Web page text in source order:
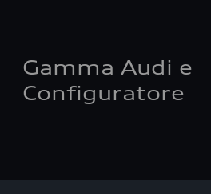
Gamma Audi e
Configuratore